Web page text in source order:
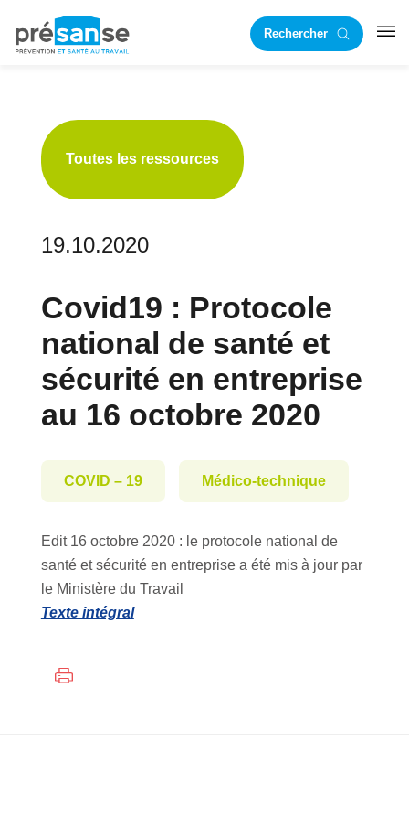
principale
RechercherRST
Toutes les ressources
19.10.2020
Covid19 : Protocole
national de santé et
sécurité en entreprise
au 16 octobre 2020
COVID – 19 Médico-technique
Edit 16 octobre 2020 : le protocole national de
santé et sécurité en entreprise a été mis à jour par
le Ministère du Travail
Texte intégral